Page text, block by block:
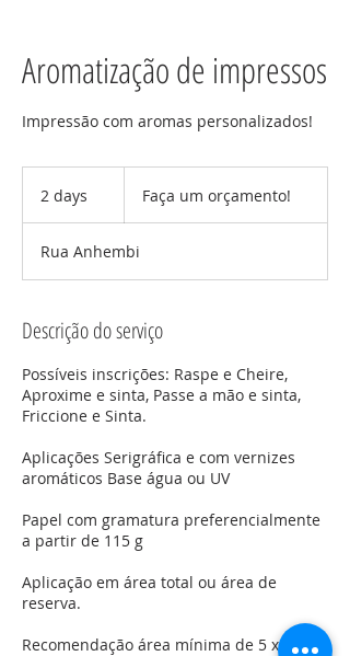
Aromatização de impressos
Impressão com aromas personalizados!
2 days
y
s
orçamento!
Faça um orçamento!
Rua Anhembi
Descrição do serviço
Possíveis inscrições: Raspe e Cheire,
Aproxime e sinta, Passe a mão e sinta,
Friccione e Sinta.
Aplicações Serigráfica e com vernizes
aromáticos Base água ou UV
Papel com gramatura preferencialmente
a partir de 115 g
Aplicação em área total ou área de
reserva.
Recomendação área mínima de 5 x 5 cm.